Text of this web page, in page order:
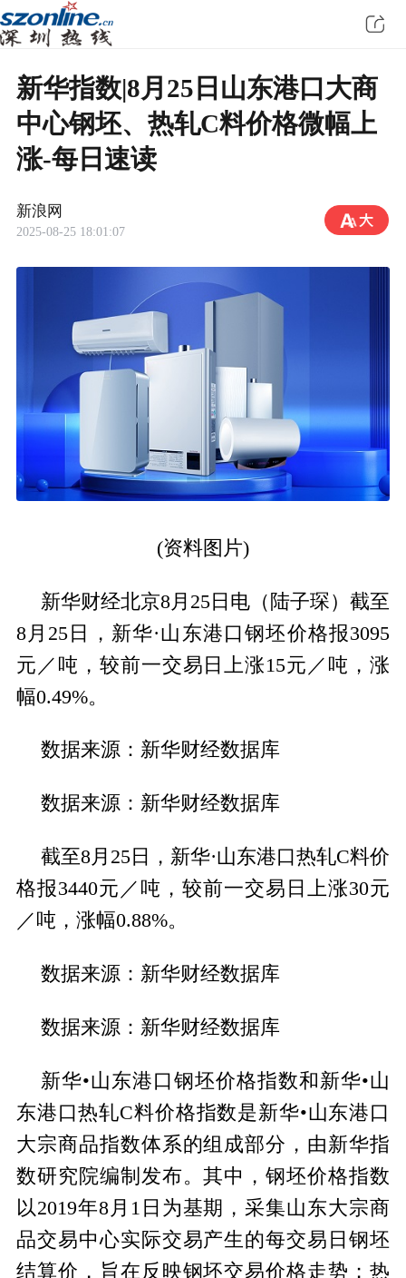
新华指数|8月25日山东港口大商
中心钢坯、热轧C料价格微幅上
涨-每日速读
新浪网
2025-08-25 18:01:07
(资料图片)
新华财经北京8月25日电（陆子琛）截至
8月25日，新华·山东港口钢坯价格报3095
元／吨，较前一交易日上涨15元／吨，涨
幅0.49%。
数据来源：新华财经数据库
数据来源：新华财经数据库
截至8月25日，新华·山东港口热轧C料价
格报3440元／吨，较前一交易日上涨30元
／吨，涨幅0.88%。
数据来源：新华财经数据库
数据来源：新华财经数据库
新华•山东港口钢坯价格指数和新华•山
东港口热轧C料价格指数是新华•山东港口
大宗商品指数体系的组成部分，由新华指
数研究院编制发布。其中，钢坯价格指数
以2019年8月1日为基期，采集山东大宗商
品交易中心实际交易产生的每交易日钢坯
结算价，旨在反映钢坯交易价格走势；热